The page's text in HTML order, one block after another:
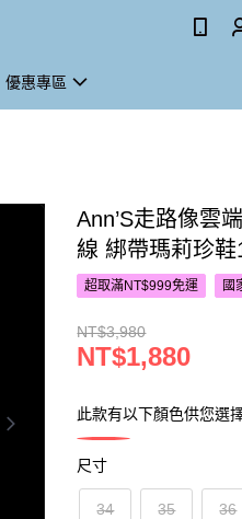
優惠專區
Ann’S走路像雲
線 綁帶瑪莉珍
超取滿NT$999免運 國
NT$3,980
NT$1,880
此款有以下顏色供您選
尺寸
34 35 36